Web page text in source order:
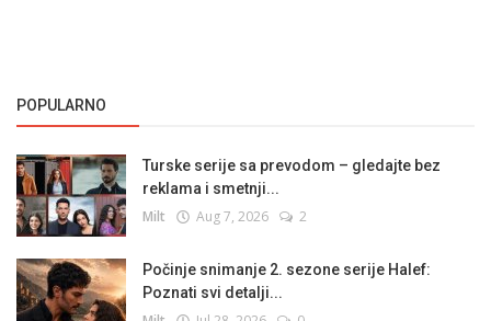
POPULARNO
Turske serije sa prevodom – gledajte bez
reklama i smetnji...
Milt Aug 7, 2026 2
Počinje snimanje 2. sezone serije Halef:
Poznati svi detalji...